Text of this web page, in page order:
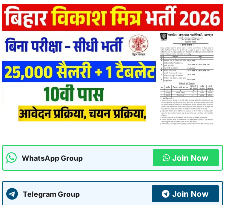
WhatsApp Group Join Now
Telegram Group Join Now